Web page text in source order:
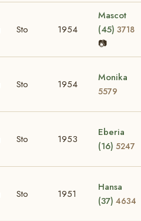
Sto 1954
Mascot
(45) 3718
📷
Sto 1954
Monika
5579
Sto 1953
Eberia
(16) 5247
Sto 1951
Hansa
(37) 4634